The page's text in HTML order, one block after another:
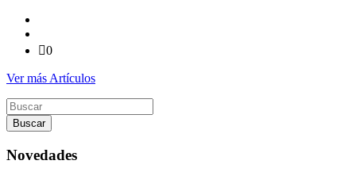
0
Ver más Artículos
Buscar
por
Novedades